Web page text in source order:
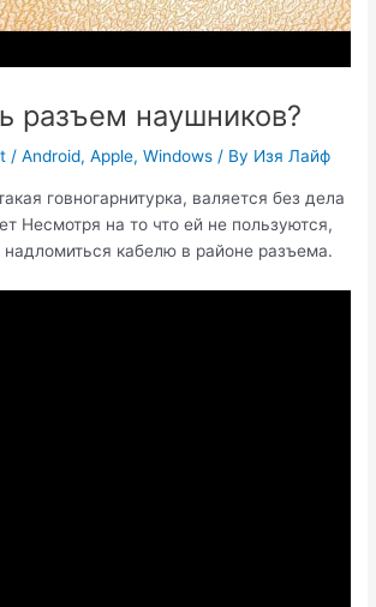
разъем наушников?
/Android,Apple,Windows / By Изя Лайф
говногарнитурка, валяется без дела
Несмотря на то что ей не пользуются,
кабелю в районе разъема.